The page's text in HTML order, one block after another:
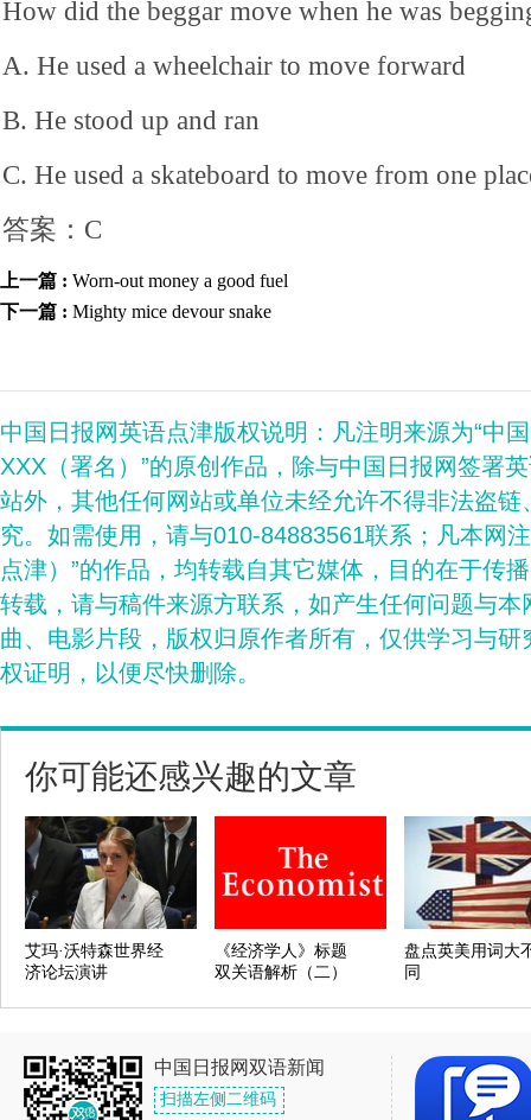
How did the beggar move when he was
A. He used a wheelchair to move forward
B. He stood up and ran
C. He used a skateboard to move from one
答案：C
上一篇 : Worn-out money a good fuel
下一篇 : Mighty mice devour snake
中国日报网英语点津版权说明：凡注明来源为“中
XXX（署名）”的原创作品，除与中国日报网签署
站外，其他任何网站或单位未经允许不得非法盗
究。如需使用，请与010-84883561联系；凡本网
点津）”的作品，均转载自其它媒体，目的在于传
转载，请与稿件来源方联系，如产生任何问题与
曲、电影片段，版权归原作者所有，仅供学习与
权证明，以便尽快删除。
你可能还感兴趣的文章
艾玛·沃特森世界经
济论坛演讲
《经济学人》标题
双关语解析（二）
盘点英美用词大
同
中国日报网双语新闻
扫描左侧二维码